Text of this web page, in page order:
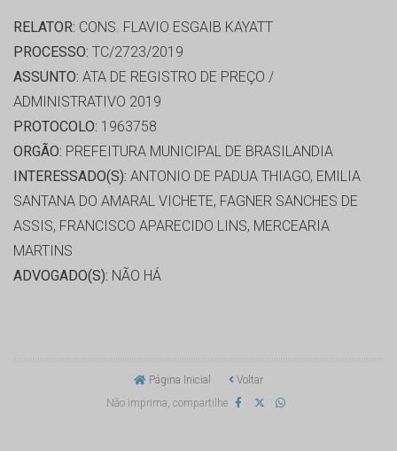
RELATOR: CONS. FLAVIO ESGAIB KAYATT
PROCESSO: TC/2723/2019
ASSUNTO: ATA DE REGISTRO DE PREÇO /
ADMINISTRATIVO 2019
PROTOCOLO: 1963758
ORGÃO: PREFEITURA MUNICIPAL DE BRASILANDIA
INTERESSADO(S): ANTONIO DE PADUA THIAGO, EMILIA
SANTANA DO AMARAL VICHETE, FAGNER SANCHES DE
ASSIS, FRANCISCO APARECIDO LINS, MERCEARIA
MARTINS
ADVOGADO(S): NÃO HÁ
Página Inicial
Voltar
Não imprima, compartilhe